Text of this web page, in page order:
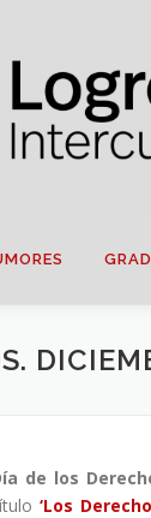
de los
‘Los